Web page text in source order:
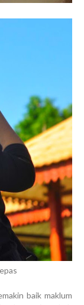
baik maklum